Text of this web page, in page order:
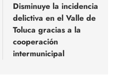
Disminuye la incidencia
delictiva en el Valle de
Toluca gracias a la
cooperación
intermunicipal